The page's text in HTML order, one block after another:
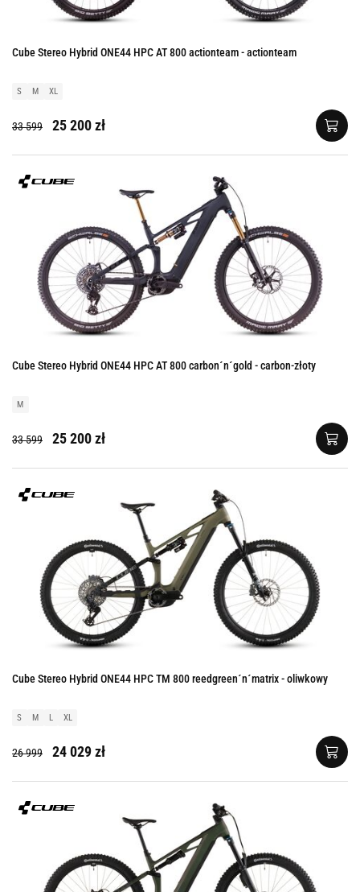
Cube Stereo Hybrid ONE44 HPC AT 800 actionteam - actionteam
S M XL
33 599 25 200 zł
Cube Stereo Hybrid ONE44 HPC AT 800 carbon´n´gold - carbon-złoty
M
33 599 25 200 zł
Cube Stereo Hybrid ONE44 HPC TM 800 reedgreen´n´matrix - oliwkowy
S M L XL
26 999 24 029 zł